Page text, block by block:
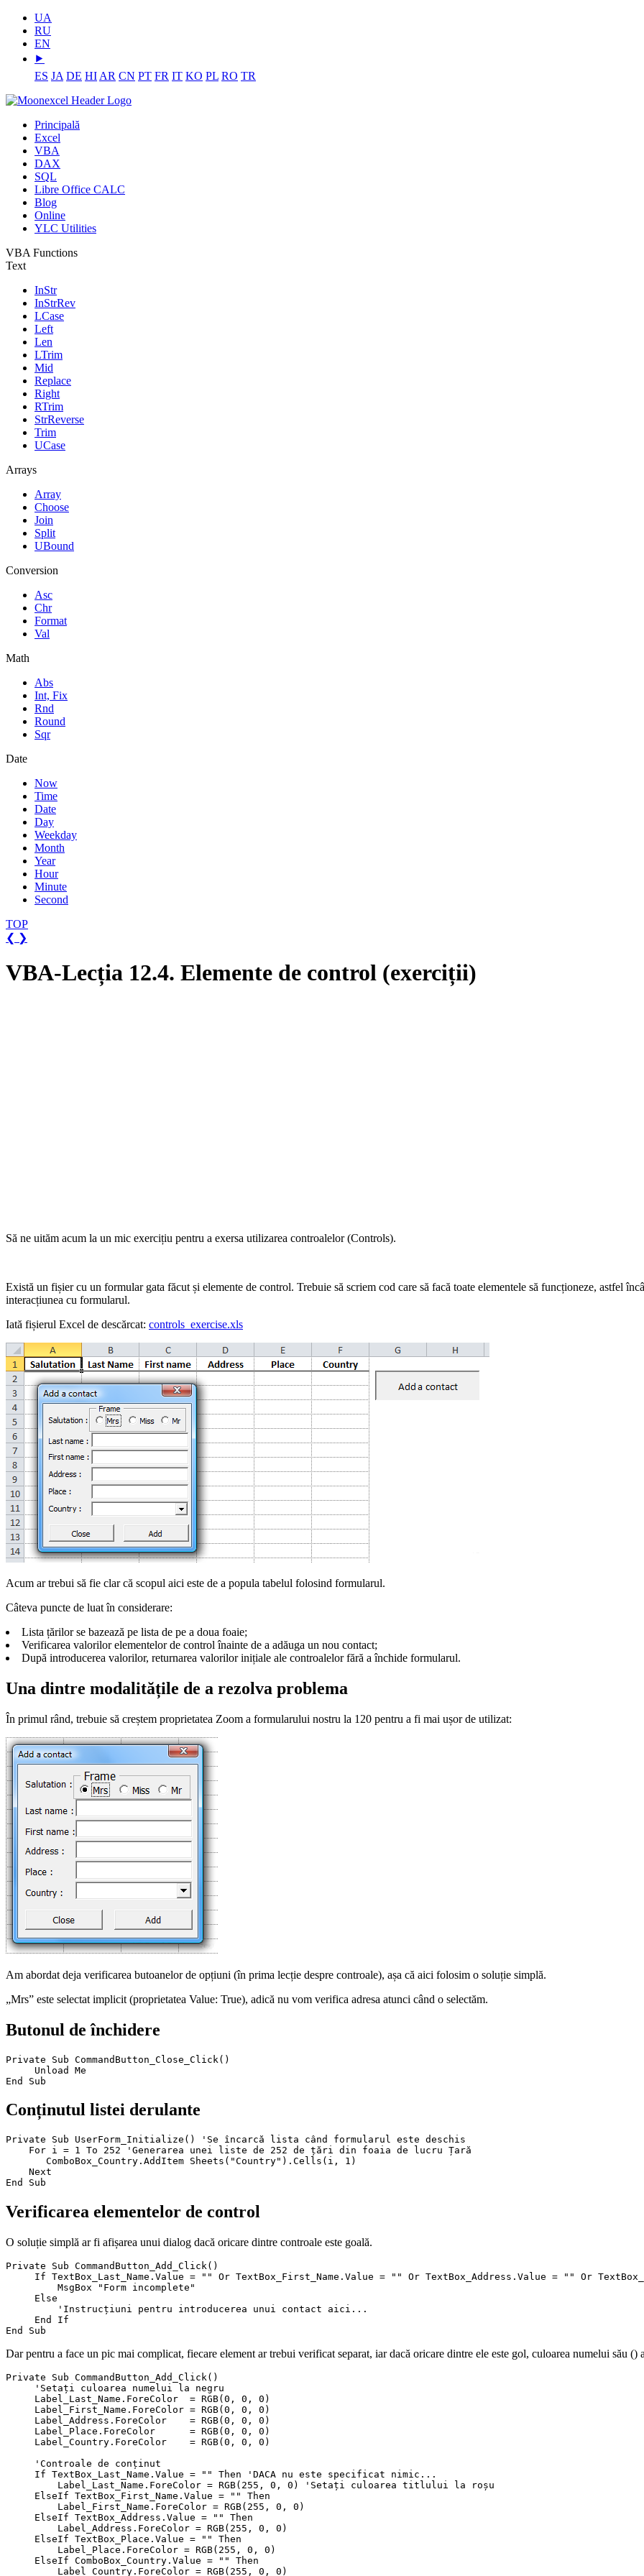
UA
RU
EN
⯈
ES JA DE HI AR CN PT FR IT KO PL RO TR
Principală
Excel
VBA
DAX
SQL
Libre Office CALC
Blog
Online
YLC Utilities
VBA Functions
Text
InStr
InStrRev
LCase
Left
Len
LTrim
Mid
Replace
Right
RTrim
StrReverse
Trim
UCase
Arrays
Array
Choose
Join
Split
UBound
Conversion
Asc
Chr
Format
Val
Math
Abs
Int, Fix
Rnd
Round
Sqr
Date
Now
Time
Date
Day
Weekday
Month
Year
Hour
Minute
Second
TOP
❮ ❯
VBA-Lecția 12.4. Elemente de control (exerciții)
Să ne uităm acum la un mic exercițiu pentru a exersa utilizarea controalelor (Controls).
Există un fișier cu un formular gata făcut și elemente de control. Trebuie să scriem cod care să facă toate elementele să funcționeze, astfel
interacțiunea cu formularul.
Iată fișierul Excel de descărcat: controls_exercise.xls
Acum ar trebui să fie clar că scopul aici este de a popula tabelul folosind formularul.
Câteva puncte de luat în considerare:
Lista țărilor se bazează pe lista de pe a doua foaie;
Verificarea valorilor elementelor de control înainte de a adăuga un nou contact;
După introducerea valorilor, returnarea valorilor inițiale ale controalelor fără a închide formularul.
Una dintre modalitățile de a rezolva problema
În primul rând, trebuie să creștem proprietatea Zoom a formularului nostru la 120 pentru a fi mai ușor de utilizat:
Am abordat deja verificarea butoanelor de opțiuni (în prima lecție despre controale), așa că aici folosim o soluție simplă.
„Mrs” este selectat implicit (proprietatea Value: True), adică nu vom verifica adresa atunci când o selectăm.
Butonul de închidere
Private Sub CommandButton_Close_Click()
     Unload Me
Conținutul listei derulante
Private Sub UserForm_Initialize() 'Se încarcă lista când formularul este deschis
    For i = 1 To 252 'Generarea unei liste de 252 de țări din foaia de lucru Țară
       ComboBox_Country.AddItem Sheets("Country").Cells(i, 1)
    Next
Verificarea elementelor de control
O soluție simplă ar fi afișarea unui dialog dacă oricare dintre controale este goală.
Private Sub CommandButton_Add_Click()
If TextBox_Last_Name.Value = "" Or TextBox_First_Name.Value = "" Or TextBox_Address.Value = "" Or
         MsgBox "Form incomplete"
     Else
         'Instrucțiuni pentru introducerea unui contact aici...
     End If
Dar pentru a face un pic mai complicat, fiecare element ar trebui verificat separat, iar dacă oricare dintre ele este gol, culoarea numelui său ()
Private Sub CommandButton_Add_Click()
     'Setați culoarea numelui la negru
     Label_Last_Name.ForeColor  = RGB(0, 0, 0)
     Label_First_Name.ForeColor = RGB(0, 0, 0)
     Label_Address.ForeColor    = RGB(0, 0, 0)
     Label_Place.ForeColor      = RGB(0, 0, 0)
     Label_Country.ForeColor    = RGB(0, 0, 0)
     'Controale de conținut
     If TextBox_Last_Name.Value = "" Then 'DACA nu este specificat nimic...
         Label_Last_Name.ForeColor = RGB(255, 0, 0) 'Setați culoarea titlului la roșu
     ElseIf TextBox_First_Name.Value = "" Then
         Label_First_Name.ForeColor = RGB(255, 0, 0)
     ElseIf TextBox_Address.Value = "" Then
         Label_Address.ForeColor = RGB(255, 0, 0)
     ElseIf TextBox_Place.Value = "" Then
         Label_Place.ForeColor = RGB(255, 0, 0)
     ElseIf ComboBox_Country.Value = "" Then
         Label_Country.ForeColor = RGB(255, 0, 0)